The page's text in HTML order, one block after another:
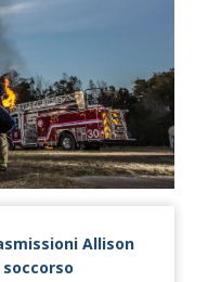
Allison